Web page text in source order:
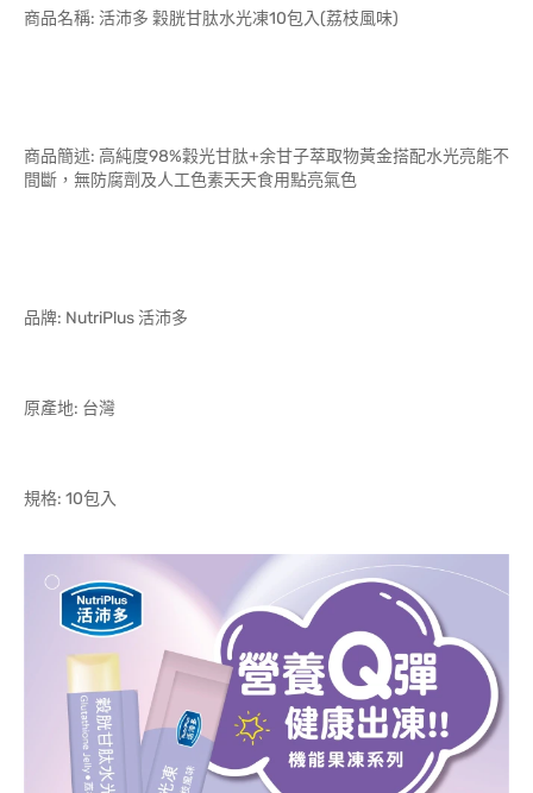
商品名稱: 活沛多 穀胱甘肽水光凍10包入(荔枝風味)
商品簡述: 高純度98%穀光甘肽+余甘子萃取物黃金搭配水光亮能不
間斷，無防腐劑及人工色素天天食用點亮氣色
品牌: NutriPlus 活沛多
原產地: 台灣
規格: 10包入